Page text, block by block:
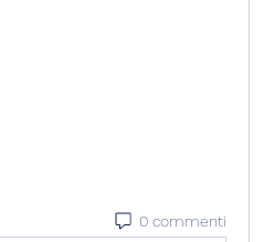
0 commenti